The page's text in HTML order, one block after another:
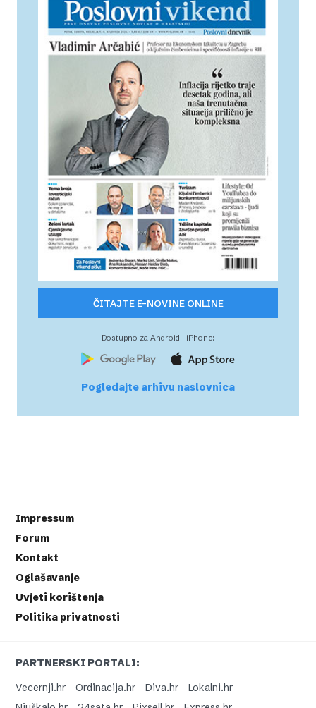
ČITAJTE E-NOVINE ONLINE
Dostupno za Android i iPhone:
Pogledajte arhivu naslovnica
Impressum
Forum
Kontakt
Oglašavanje
Uvjeti korištenja
Politika privatnosti
PARTNERSKI PORTALI:
Vecernji.hr
Ordinacija.hr Diva.hr
Lokalni.hr